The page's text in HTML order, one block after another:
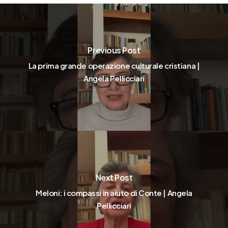
Previous Post
La prima grande operazione culturale cristiana |
Angela Pellicciari
Next Post
Meloni: i compassi in aiuto di Conte | Angela
Pellicciari